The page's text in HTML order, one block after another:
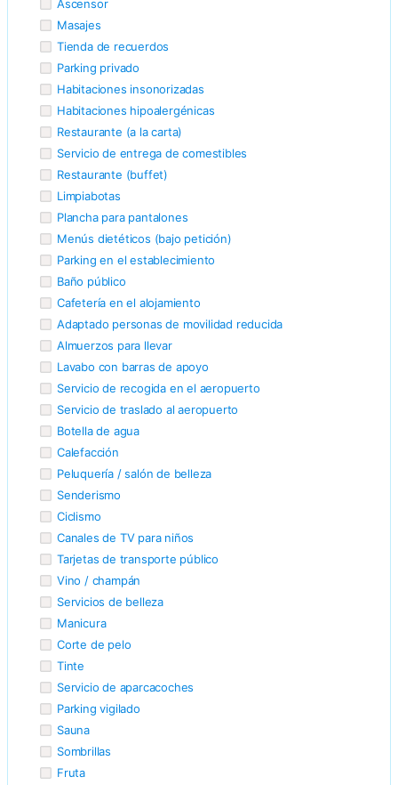
Ascensor
Masajes
Tienda de recuerdos
Parking privado
Habitaciones insonorizadas
Habitaciones hipoalergénicas
Restaurante (a la carta)
Servicio de entrega de comestibles
Restaurante (buffet)
Limpiabotas
Plancha para pantalones
Menús dietéticos (bajo petición)
Parking en el establecimiento
Baño público
Cafetería en el alojamiento
Adaptado personas de movilidad reducida
Almuerzos para llevar
Lavabo con barras de apoyo
Servicio de recogida en el aeropuerto
Servicio de traslado al aeropuerto
Botella de agua
Calefacción
Peluquería / salón de belleza
Senderismo
Ciclismo
Canales de TV para niños
Tarjetas de transporte público
Vino / champán
Servicios de belleza
Manicura
Corte de pelo
Tinte
Servicio de aparcacoches
Parking vigilado
Sauna
Sombrillas
Fruta